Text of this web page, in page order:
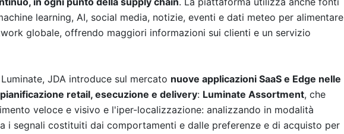
learning, AI, social media, notizie, eventi e dati meteo per alimentare
globale, offrendo maggiori informazioni sui clienti e un servizio
JDA introduce sul mercato nuove applicazioni SaaS e Edge nelle
retail, esecuzione e delivery: Luminate Assortment, che
veloce e visivo e l'iper-localizzazione: analizzando in modalità
i segnali costituiti dai comportamenti e dalle preferenze e di acquisto per